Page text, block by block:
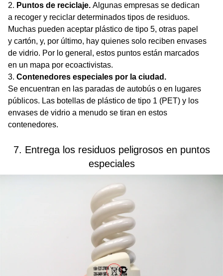
Puntos de reciclaje. Algunas empresas se dedican
a recoger y reciclar determinados tipos de residuos.
Muchas pueden aceptar plástico de tipo 5, otras papel
y cartón, y, por último, hay quienes solo reciben envases
de vidrio. Por lo general, estos puntos están marcados
en un mapa por ecoactivistas.
Contenedores especiales por la ciudad.
Se encuentran en las paradas de autobús o en lugares
públicos. Las botellas de plástico de tipo 1 (PET) y los
envases de vidrio a menudo se tiran en estos
contenedores.
7. Entrega los residuos peligrosos en puntos
especiales